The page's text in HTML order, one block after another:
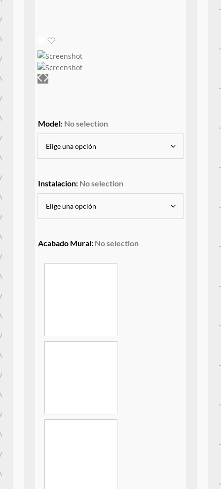
Model: No selection
Instalacion: No selection
Acabado Mural: No selection